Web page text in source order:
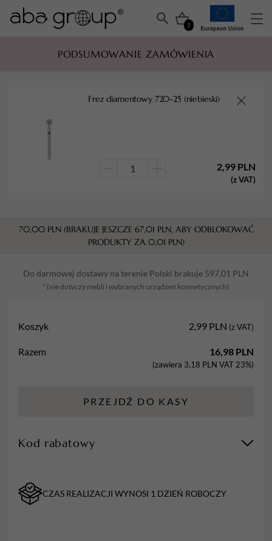
1
PODSUMOWANIE ZAMÓWIENIA
Frez diamentowy 720-25 (niebieski)
25
(niebieski)
2,99 PLN
(z VAT)
70,00 PLN (BRAKUJE JESZCZE 67,01 PLN, ABY ODBLOKOWAĆ
PRODUKTY ZA 0,01 PLN)
Do darmowej dostawy na terenie Polski brakuje 597,01 PLN
* (nie dotyczy mebli i wybranych urządzeń kosmetycznych)
Koszyk 2,99 PLN (z VAT)
Razem 16,98 PLN
(zawiera 3,18 PLN VAT 23%)
PRZEJDŹ DO KASY
Kod rabatowy
CZAS REALIZACJI WYNOSI 1 DZIEŃ ROBOCZY